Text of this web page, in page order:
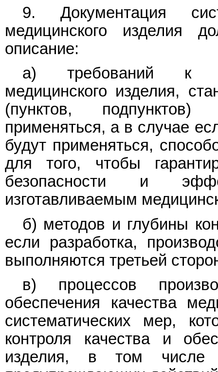
9. Документация
медицинского изделия
описание:
а) требований к
медицинского изделия,
(пунктов,
применяться, а в случае
будут применяться,
для того, чтобы
безопасности и
изготавливаемым
б) методов и глубины
если разработка,
выполняются третьей
в) процессов
обеспечения качества
систематических мер,
контроля качества и
изделия, в том числе